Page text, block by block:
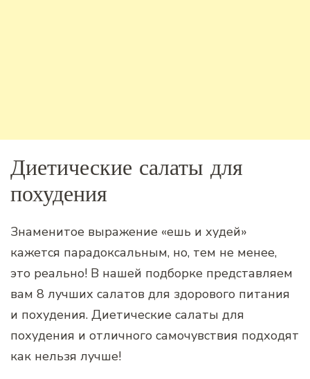
Диетические салаты для
похудения
Знаменитое выражение «ешь и худей»
кажется парадоксальным, но, тем не менее,
это реально! В нашей подборке представляем
вам 8 лучших салатов для здорового питания
и похудения. Диетические салаты для
похудения и отличного самочувствия подходят
как нельзя лучше!